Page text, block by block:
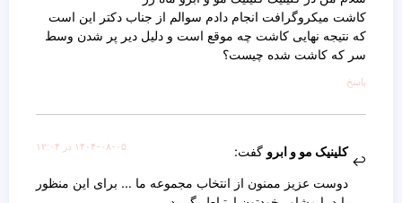
کاشت میکروگرافت انجام دادم سوالم از جناب دکتر این است
که نتیجه نهایی کاشت چه موقع است و دلیل دیر پر شدن وسط
سر که کاشت شده چیست؟
پاسخ
کلینیک مو و ابرو گفت: ۱۴۰۴-۰۸-۰۵ در ۱۲:۰۴
دوست عزیز ممنون از انتخاب مجموعه ما … برای این منظور